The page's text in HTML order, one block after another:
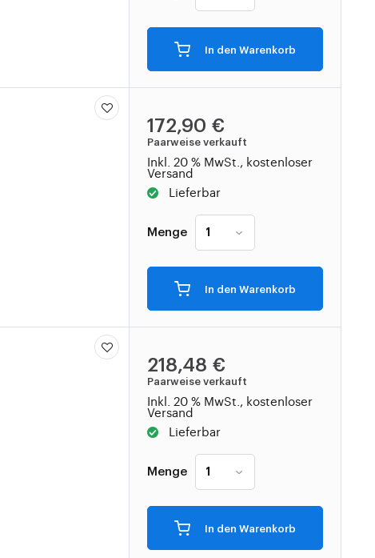
In den Warenkorb
172,90 €
Paarweise verkauft
Inkl. 20 % MwSt., kostenloser
Versand
Lieferbar
Menge
In den Warenkorb
218,48 €
Paarweise verkauft
Inkl. 20 % MwSt., kostenloser
Versand
Lieferbar
Menge
In den Warenkorb